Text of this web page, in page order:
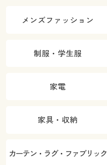
メンズファッション
制服・学生服
家電
家具・収納
カーテン・ラグ・ファブリック